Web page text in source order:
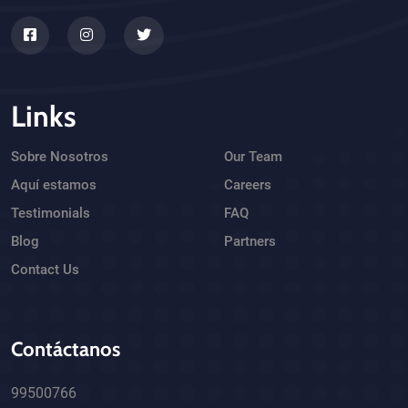
Links
Sobre Nosotros
Aquí estamos
Testimonials
Blog
Contact Us
Our Team
Careers
FAQ
Partners
Contáctanos
99500766